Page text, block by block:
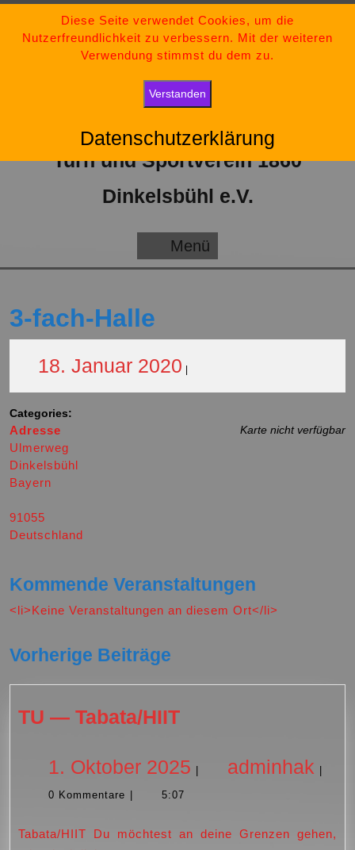
Inhalt
09851-554730
tsv-dinkelsbuehl@t-online.de
„Bleib stark, bleib positiv und gib niemals auf.“
Turn und Sportverein 1860
Dinkelsbühl e.V.
Menü
3-fach-Halle
18. Januar 2020 18.
Categories:
Karte nicht verfügbar
Adresse
Ulmerweg
Dinkelsbühl
Bayern
91055
Deutschland
Kommende Veranstaltungen
<li>Keine Veranstaltungen an diesem Ort</li>
Vorherige Beiträge
TU — Tabata/HIITTU
Tabata/HIIT
1. Oktober 2025 1.
2025
adminhak
0 Kommentare 5:07
Tabata/HIIT Du möchtest an deine Grenzen gehen,
Diese Seite verwendet Cookies, um die
Nutzerfreundlichkeit zu verbessern. Mit der weiteren
Verwendung stimmst du dem zu.
Verstanden
Datenschutzerklärung